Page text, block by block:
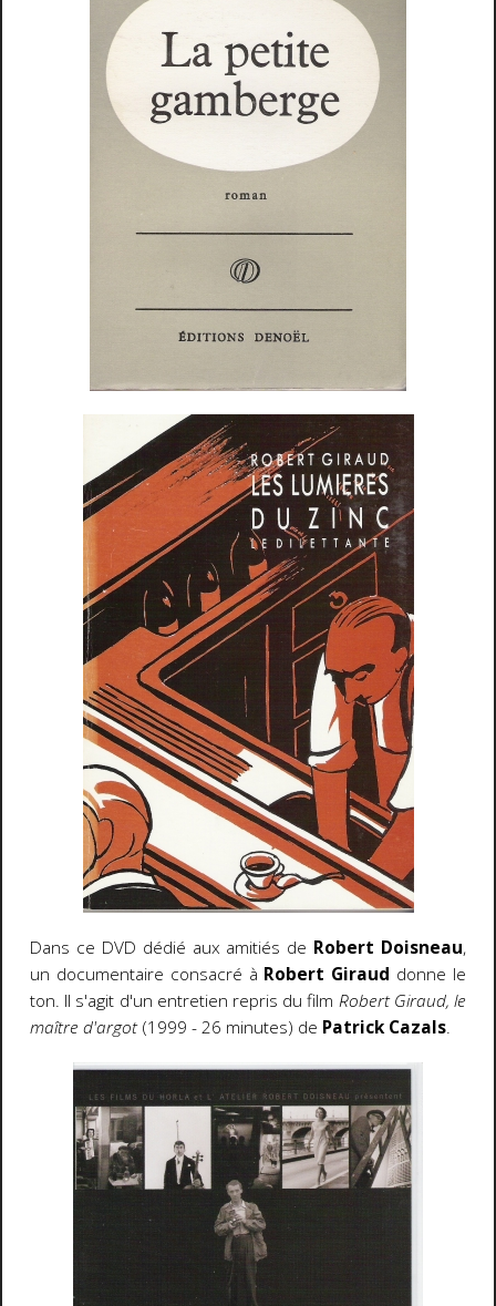
Dans ce DVD dédié aux amitiés de Robert Doisneau,
un documentaire consacré à Robert Giraud donne le
ton. Il s'agit d'un entretien repris du film Robert Giraud, le
maître d'argot (1999 - 26 minutes) de Patrick Cazals.